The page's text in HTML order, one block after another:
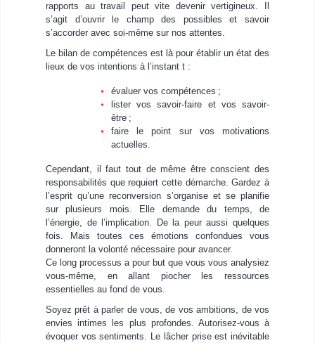
rapports au travail peut vite devenir vertigineux. Il
s’agit d’ouvrir le champ des possibles et savoir
s’accorder avec soi-même sur nos attentes.
Le bilan de compétences est là pour établir un état des
lieux de vos intentions à l’instant t :
évaluer vos compétences ;
lister vos savoir-faire et vos savoir-
être ;
faire le point sur vos motivations
actuelles.
Cependant, il faut tout de même être conscient des
responsabilités que requiert cette démarche. Gardez à
l’esprit qu’une reconversion s’organise et se planifie
sur plusieurs mois. Elle demande du temps, de
l’énergie, de l’implication. De la peur aussi quelques
fois. Mais toutes ces émotions confondues vous
donneront la volonté nécessaire pour avancer.
Ce long processus a pour but que vous vous analysiez
vous-même, en allant piocher les ressources
essentielles au fond de vous.
Soyez prêt à parler de vous, de vos ambitions, de vos
envies intimes les plus profondes. Autorisez-vous à
évoquer vos sentiments. Le lâcher prise est inévitable